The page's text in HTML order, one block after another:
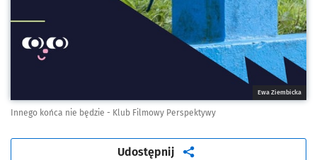
Ewa Ziembicka
Innego końca nie będzie - Klub Filmowy Perspektywy
Udostępnij artykuł